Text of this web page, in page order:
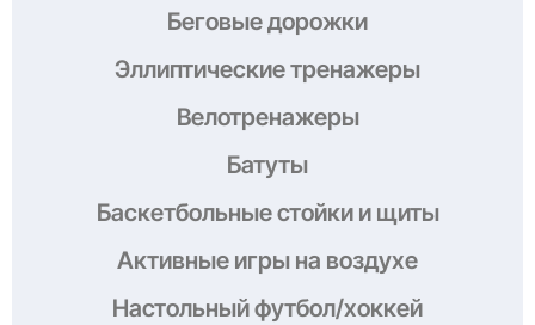
Беговые дорожки
Эллиптические тренажеры
Велотренажеры
Батуты
Баскетбольные стойки и щиты
Активные игры на воздухе
Настольный футбол/хоккей